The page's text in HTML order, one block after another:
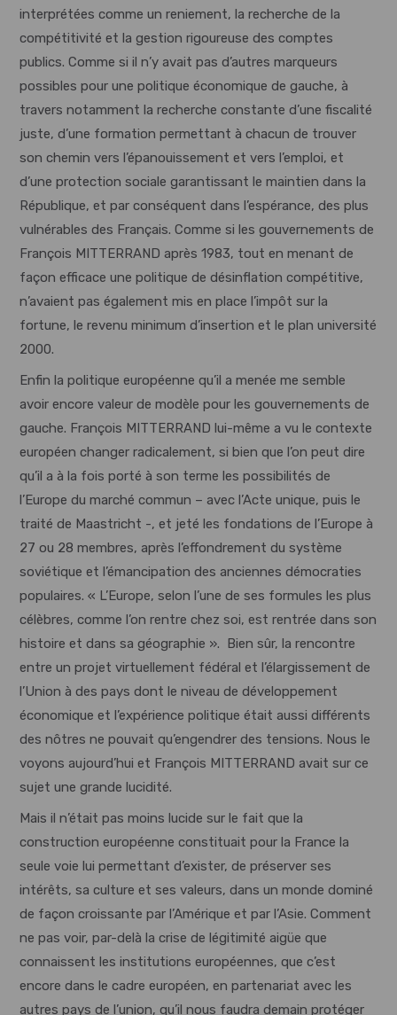
interprétées comme un reniement, la recherche de la
compétitivité et la gestion rigoureuse des comptes
publics. Comme si il n’y avait pas d’autres marqueurs
possibles pour une politique économique de gauche, à
travers notamment la recherche constante d’une fiscalité
juste, d’une formation permettant à chacun de trouver
son chemin vers l’épanouissement et vers l’emploi, et
d’une protection sociale garantissant le maintien dans la
République, et par conséquent dans l’espérance, des plus
vulnérables des Français. Comme si les gouvernements de
François MITTERRAND après 1983, tout en menant de
façon efficace une politique de désinflation compétitive,
n’avaient pas également mis en place l’impôt sur la
fortune, le revenu minimum d’insertion et le plan université
2000.
Enfin la politique européenne qu’il a menée me semble
avoir encore valeur de modèle pour les gouvernements de
gauche. François MITTERRAND lui-même a vu le contexte
européen changer radicalement, si bien que l’on peut dire
qu’il a à la fois porté à son terme les possibilités de
l’Europe du marché commun – avec l’Acte unique, puis le
traité de Maastricht -, et jeté les fondations de l’Europe à
27 ou 28 membres, après l’effondrement du système
soviétique et l’émancipation des anciennes démocraties
populaires. « L’Europe, selon l’une de ses formules les plus
célèbres, comme l’on rentre chez soi, est rentrée dans son
histoire et dans sa géographie ». Bien sûr, la rencontre
entre un projet virtuellement fédéral et l’élargissement de
l’Union à des pays dont le niveau de développement
économique et l’expérience politique était aussi différents
des nôtres ne pouvait qu’engendrer des tensions. Nous le
voyons aujourd’hui et François MITTERRAND avait sur ce
sujet une grande lucidité.
Mais il n’était pas moins lucide sur le fait que la
construction européenne constituait pour la France la
seule voie lui permettant d’exister, de préserver ses
intérêts, sa culture et ses valeurs, dans un monde dominé
de façon croissante par l’Amérique et par l’Asie. Comment
ne pas voir, par-delà la crise de légitimité aigüe que
connaissent les institutions européennes, que c’est
encore dans le cadre européen, en partenariat avec les
autres pays de l’union, qu’il nous faudra demain protéger